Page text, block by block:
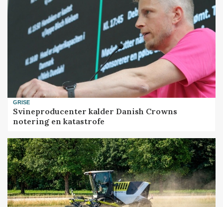
GRISE
Svineproducenter kalder Danish Crowns
notering en katastrofe